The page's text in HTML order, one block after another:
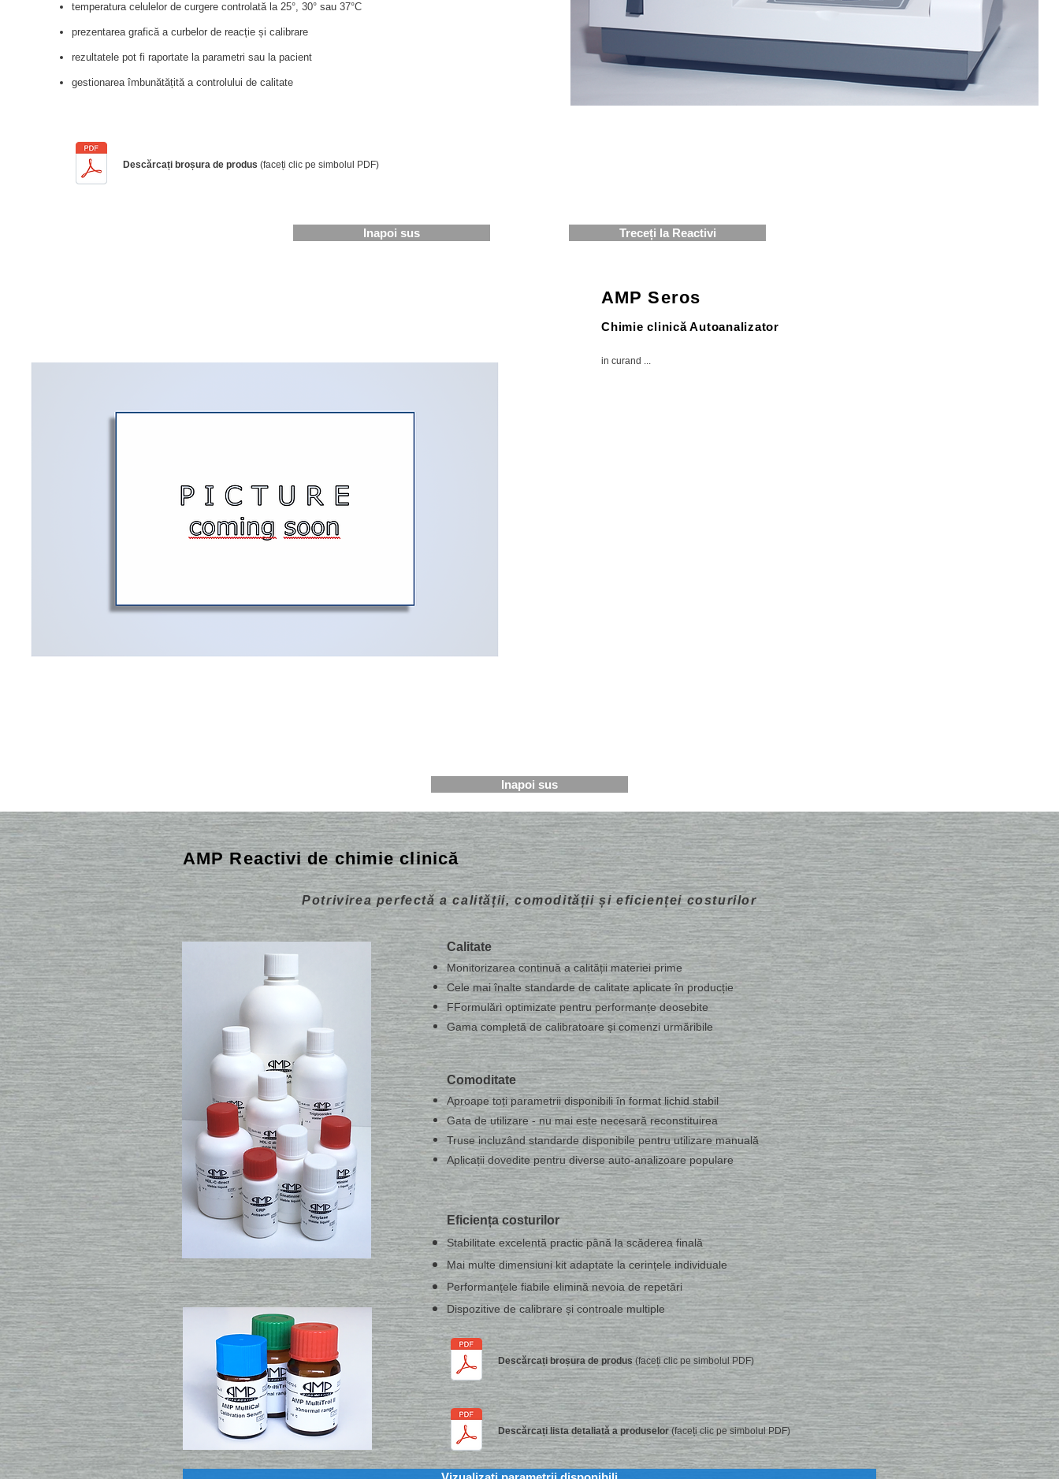
temperatura celulelor de curgere controlată la 25°, 30° sau 37°C
prezentarea grafică a curbelor de reacție și calibrare
rezultatele pot fi raportate la parametri sau la pacient
gestionarea îmbunătățită a controlului de calitate
Descărcați broșura de produs (faceți clic pe simbolul PDF)
Inapoi sus Treceți la Reactivi
AMP Seros
Chimie clinică Autoanalizator
in curand ...
Inapoi sus
AMP Reactivi de chimie clinică
Potrivirea perfectă a calității, comodității și eficienței costurilor
Calitate
Monitorizarea continuă a calității materiei prime
Cele mai înalte standarde de calitate aplicate în producție
FFormulări optimizate pentru performanțe deosebite
Gama completă de calibratoare și comenzi urmăribile
Comoditate
Aproape toți parametrii disponibili în format lichid stabil
Gata de utilizare - nu mai este necesară reconstituirea
Truse incluzând standarde disponibile pentru utilizare manuală
Aplicații dovedite pentru diverse auto-analizoare populare
Eficiența costurilor
Stabilitate excelentă practic până la scăderea finală
Mai multe dimensiuni kit adaptate la cerințele individuale
Performanțele fiabile elimină nevoia de repetări
Dispozitive de calibrare și controale multiple
Descărcați broșura de produs (faceți clic pe simbolul PDF)
Descărcați lista detaliată a produselor(faceți clic pe simbolul PDF)